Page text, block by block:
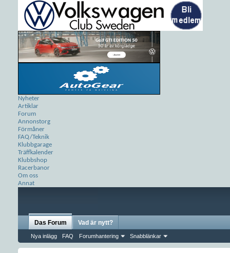
Nyheter
Artiklar
Forum
Annonstorg
Förmåner
FAQ/Teknik
Klubbgarage
Träffkalender
Klubbshop
Racerbanor
Om oss
Annat
Das Forum
Nya inlägg FAQ Forumhantering Snabblänkar
Vad är nytt?